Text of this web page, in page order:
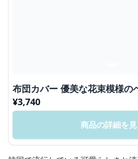
布団カバー 優美な花束模様の
¥3,740
商品の詳細を